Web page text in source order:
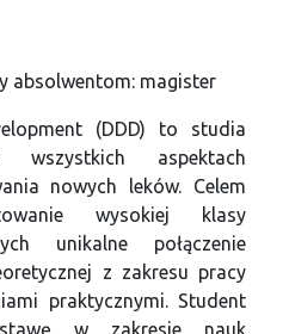
absolwentom: magister
(DDD) to studia
aspektach
nowych leków. Celem
wysokiej klasy
unikalne połączenie
z zakresu pracy
praktycznymi. Student
w zakresie nauk